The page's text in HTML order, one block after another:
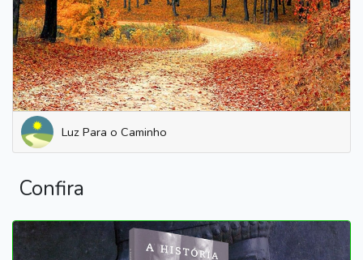
Luz Para o Caminho
Confira